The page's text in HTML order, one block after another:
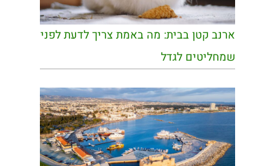
ארנב קטן בבית: מה באמת צריך לדעת לפני
שמחליטים לגדל